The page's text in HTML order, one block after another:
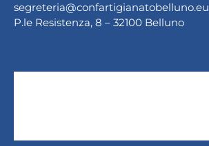
segreteria@confartigianatobelluno.eu
P.le Resistenza, 8 – 32100 Belluno